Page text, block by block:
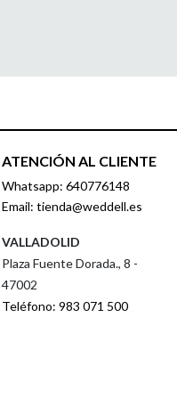
ATENCIÓN AL CLIENTE
Whatsapp: 640776148
Email: tienda@weddell.es
VALLADOLID
Plaza Fuente Dorada., 8 -
47002
Teléfono: 983 071 500